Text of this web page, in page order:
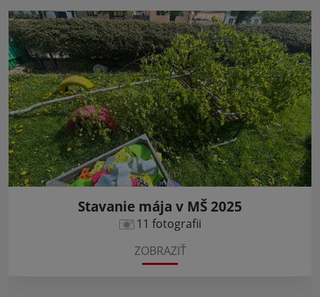
Stavanie mája v MŠ 2025
11 fotografii
ZOBRAZIŤ